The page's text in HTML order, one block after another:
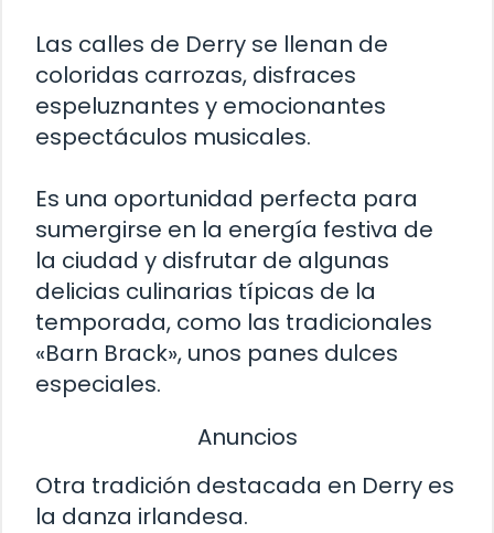
Las calles de Derry se llenan de
coloridas carrozas, disfraces
espeluznantes y emocionantes
espectáculos musicales.
Es una oportunidad perfecta para
sumergirse en la energía festiva de
la ciudad y disfrutar de algunas
delicias culinarias típicas de la
temporada, como las tradicionales
«Barn Brack», unos panes dulces
especiales.
Anuncios
Otra tradición destacada en Derry es
la danza irlandesa.